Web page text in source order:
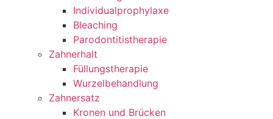
Individualprophylaxe
Bleaching
Parodontitistherapie
Zahnerhalt
Füllungstherapie
Wurzelbehandlung
Zahnersatz
Kronen und Brücken